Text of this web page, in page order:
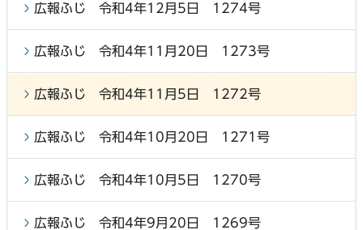
広報ふじ 令和4年12月5日 1274号
広報ふじ 令和4年11月20日 1273号
広報ふじ 令和4年11月5日 1272号
広報ふじ 令和4年10月20日 1271号
広報ふじ 令和4年10月5日 1270号
広報ふじ 令和4年9月20日 1269号